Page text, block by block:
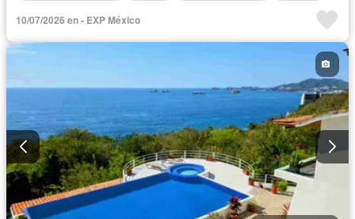
10/07/2026 en - EXP México